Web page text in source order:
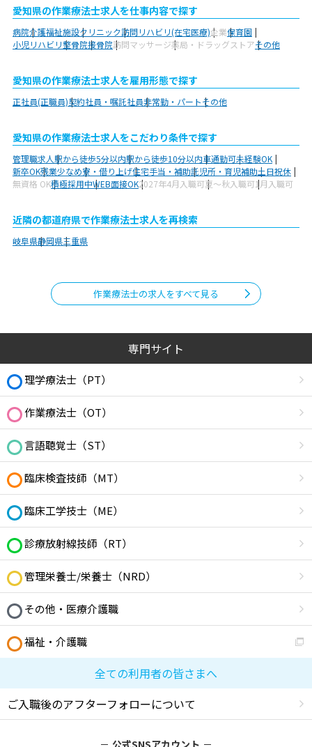
愛知県の作業療法士求人を仕事内容で探す
病院介護福祉施設クリニック訪問リハビリ(在宅医療)企業保育園
小児リハビリ整骨院接骨院訪問マッサージ薬局・ドラッグストアその他
愛知県の作業療法士求人を雇用形態で探す
正社員(正職員)契約社員・嘱託社員非常勤・パートその他
愛知県の作業療法士求人をこだわり条件で探す
管理職求人駅から徒歩5分以内駅から徒歩10分以内車通勤可未経験OK
新卒OK残業少なめ寮・借り上げ住宅手当・補助託児所・育児補助土日祝休
無資格 OK積極採用中WEB面接OK2027年4月入職可夏～秋入職可1月入職可
近隣の都道府県で作業療法士求人を再検索
岐阜県静岡県三重県
作業療法士の求人をすべて見る
専門サイト
理学療法士（PT）
作業療法士（OT）
言語聴覚士（ST）
臨床検査技師（MT）
臨床工学技士（ME）
診療放射線技師（RT）
管理栄養士/栄養士（NRD）
その他・医療介護職
福祉・介護職
全ての利用者の皆さまへ
ご入職後のアフターフォローについて